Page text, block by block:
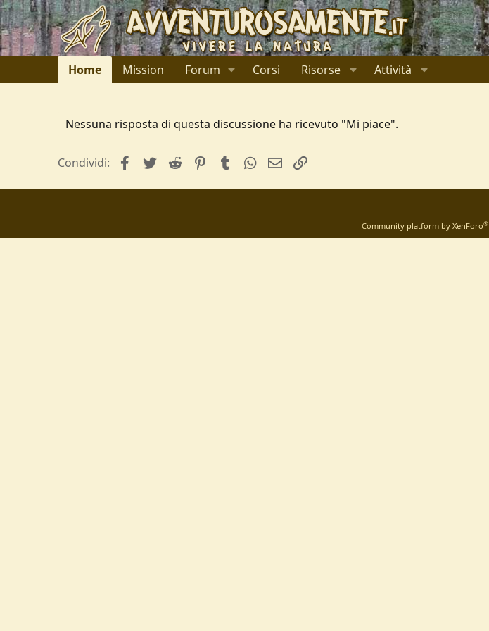
Home Mission Forum Corsi Risorse Attività
Nessuna risposta di questa discussione ha ricevuto "Mi piace".
Condividi: facebookTwitterReddit PinterestTumblrWhatsApp
e-mail
Community platform by XenForo®